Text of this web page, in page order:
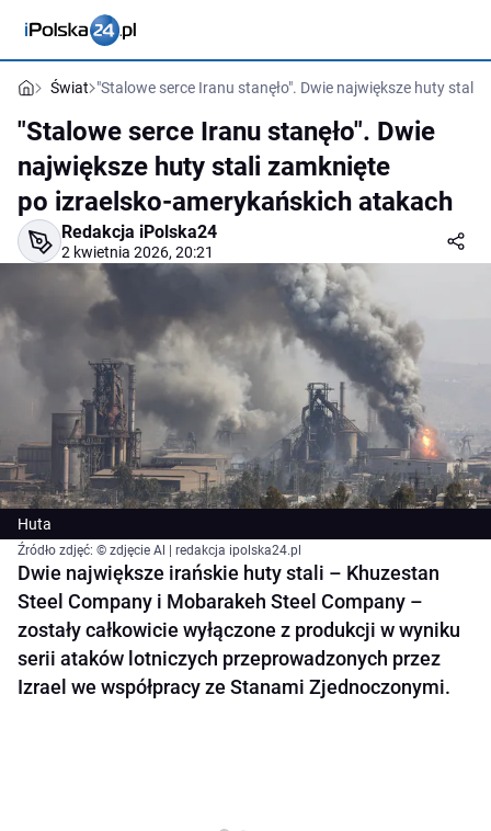
Świat "Stalowe serce Iranu stanęło". Dwie największe huty
"Stalowe serce Iranu stanęło". Dwie
największe huty stali zamknięte
po izraelsko-amerykańskich atakach
Redakcja iPolska24
2 kwietnia 2026, 20:21
Huta
Źródło zdjęć: © zdjęcie Al | redakcja ipolska24.pl
Dwie największe irańskie huty stali – Khuzestan
Steel Company i Mobarakeh Steel Company –
zostały całkowicie wyłączone z produkcji w wyniku
serii ataków lotniczych przeprowadzonych przez
Izrael we współpracy ze Stanami Zjednoczonymi.